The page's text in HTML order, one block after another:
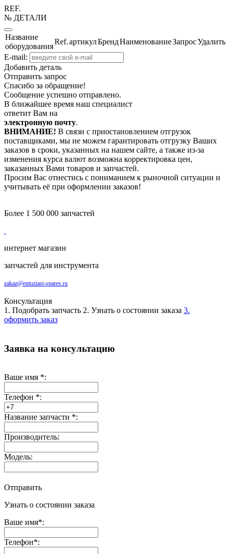
REF.
№ ДЕТАЛИ
Название
оборудования
Ref.артикулБрендНаименованиеЗапросУдалить
E-mail:
Добавить деталь
Отправить запрос
Спасибо за обращение!
Сообщение успешно отправлено.
В ближайшее время наш специалист
ответит Вам на
электронную почту.
ВНИМАНИЕ! В связи с приостановлением отгрузок
поставщиками, мы не можем гарантировать отгрузку Ваших
заказов в сроки, указанных на нашем сайте, а также из-за
изменения курса валют возможна корректировка цен,
заказанных Вами товаров и запчастей.
Просим Вас отнестись с пониманием к рыночной ситуации и
учитывать её при оформлении заказов!
Более 1 500 000 запчастей
интернет магазин
запчастей для инструмента
zakaz@entuziast-spares.ru
Консультация
1. Подобрать запчасть 2. Узнать о состоянии заказа 3.
оформить заказ
Заявка на консультацию
Ваше имя *:
Телефон *:
Название запчасти *:
Производитель:
Модель:
Отправить
Узнать о состоянии заказа
Ваше имя*:
Телефон*: